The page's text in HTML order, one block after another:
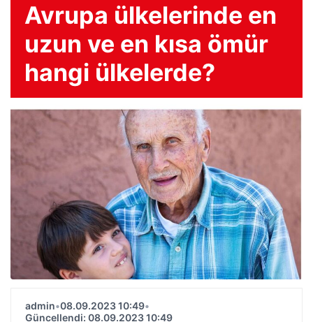
Avrupa ülkelerinde en
uzun ve en kısa ömür
hangi ülkelerde?
admin•08.09.2023 10:49•
Güncellendi: 08.09.2023 10:49